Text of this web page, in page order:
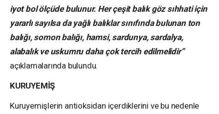
iyot bol ölçüde bulunur. Her çeşit balık göz sıhhati için
yararlı sayılsa da yağlı balıklar sınıfında bulunan ton
balığı, somon balığı, hamsi, sardunya, sardalya,
alabalık ve uskumru daha çok tercih edilmelidir”
açıklamalarında bulundu.
KURUYEMİŞ
Kuruyemişlerin antioksidan içerdiklerini ve bu nedenle